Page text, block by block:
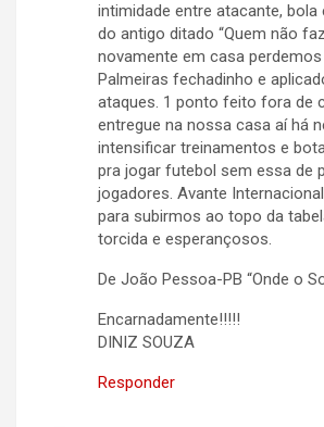
intimidade entre atacante, bola
do antigo ditado “Quem não
novamente em casa
Palmeiras fechadinho e
ataques. 1 ponto feito fora de
entregue na nossa casa aí há
intensificar treinamentos e
pra jogar futebol sem essa de
jogadores. Avante
para subirmos ao topo da
torcida e esperançosos.
De João Pessoa-PB “Onde o
Encarnadamente!!!!!
DINIZ SOUZA
Responder